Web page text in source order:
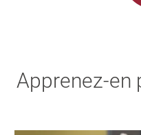
Apprenez-en